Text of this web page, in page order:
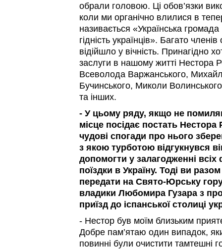
обрали головою. Ці обов’язки
коли ми органічно влилися в
називається «Українська громада
гідність українців». Багато
відійшло у вічність. Принагідно
заслуги в нашому житті Нестора
Всеволода Варжанського,
Бучинського, Миколи
та інших.
- У цьому ряду, якщо не
місце посідає постать
чудові спогади про нього
з якою турботою відгукнувся
допомогти у залагодженні
поїздки в Україну. Тоді ви
передати на Свято-Юрську
владики Любомира Гузара з
приїзд до іспанської столиці
- Нестор був моїм близьким
Добре пам’ятаю один випадок,
повинні були очистити тамтешні